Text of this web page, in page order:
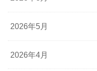
2026年5月
2026年4月